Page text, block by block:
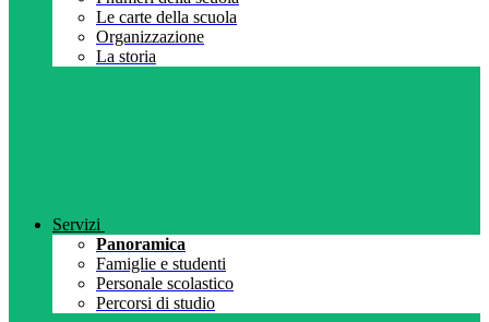
Le carte della scuola
Organizzazione
La storia
Servizi
Panoramica
Famiglie e studenti
Personale scolastico
Percorsi di studio